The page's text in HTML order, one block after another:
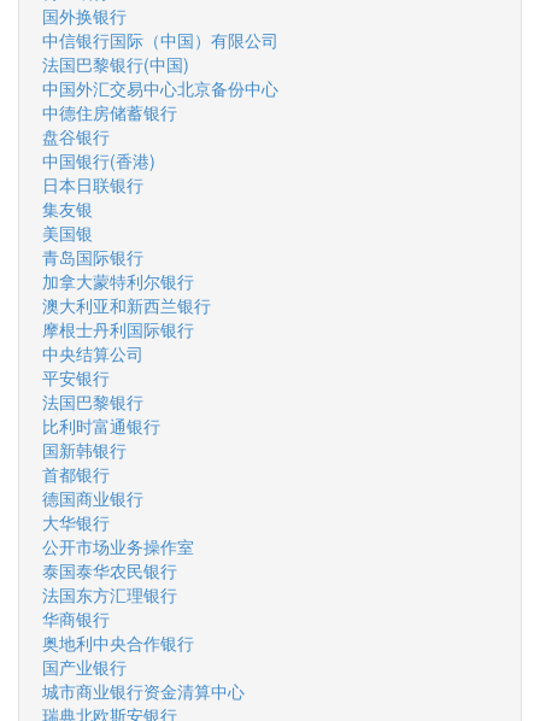
国外换银行
中信银行国际（中国）有限公司
法国巴黎银行(中国)
中国外汇交易中心北京备份中心
中德住房储蓄银行
盘谷银行
中国银行(香港)
日本日联银行
集友银
美国银
青岛国际银行
加拿大蒙特利尔银行
澳大利亚和新西兰银行
摩根士丹利国际银行
中央结算公司
平安银行
法国巴黎银行
比利时富通银行
国新韩银行
首都银行
德国商业银行
大华银行
公开市场业务操作室
泰国泰华农民银行
法国东方汇理银行
华商银行
奥地利中央合作银行
国产业银行
城市商业银行资金清算中心
瑞典北欧斯安银行